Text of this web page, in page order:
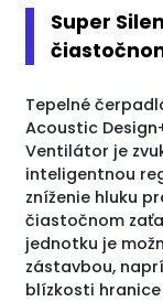
Super
Tepelné
Acoustic
Ventilátor je
inteligentnou
zníženie hluku
čiastočnom
jednotku je
zástavbou,
blízkosti hranice